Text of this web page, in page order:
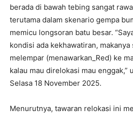
berada di bawah tebing sangat
terutama dalam skenario gempa
memicu longsoran batu besar.
kondisi ada kekhawatiran, makanya
melempar (menawarkan_Red) ke
kalau mau direlokasi mau enggak,”
Selasa 18 November 2025.
Menurutnya, tawaran relokasi ini